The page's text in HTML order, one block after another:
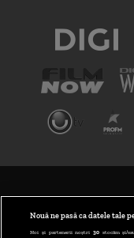
Nouă ne pasă ca datele tale
Noi și partenerii noștri 30stocăm și/